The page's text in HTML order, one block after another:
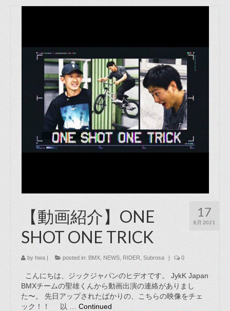
17
8月 2021
【動画紹介】ONE
SHOT ONE TRICK
by hwa | posted in: BMX NEWS RIDER Subrosa | 0
こんにちは、ジックジャパンのヒデオです。 JykK Japan
BMXチームの聖雄くんから動画出演の連絡がありまし
た〜。 先日アップされたばかりの、こちらの映像をチェ
ック！！ 以 … Continued